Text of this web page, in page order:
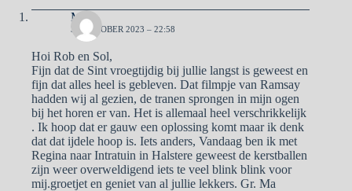
Ma
31 OKTOBER 2023 – 22:58
Hoi Rob en Sol,
Fijn dat de Sint vroegtijdig bij jullie langst is geweest en
fijn dat alles heel is gebleven. Dat filmpje van Ramsay
hadden wij al gezien, de tranen sprongen in mijn ogen
bij het horen er van. Het is allemaal heel verschrikkelijk
. Ik hoop dat er gauw een oplossing komt maar ik denk
dat dat ijdele hoop is. Iets anders, Vandaag ben ik met
Regina naar Intratuin in Halstere geweest de kerstballen
zijn weer overweldigend iets te veel blink blink voor
mij.groetjet en geniet van al jullie lekkers. Gr. Ma